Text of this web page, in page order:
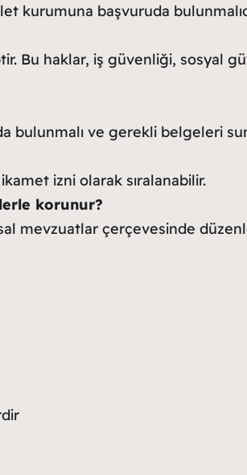
kurumuna başvuruda
Bu haklar, iş güvenliği, sosyal
ve gerekli belgeleri
izni olarak sıralanabilir.
korunur?
mevzuatlar çerçevesinde